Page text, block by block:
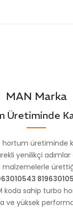
MAN Marka
Üretiminde
hortum üretiminde
yenilikçi adımlar
malzemelerle
koda sahip turbo
ve yüksek